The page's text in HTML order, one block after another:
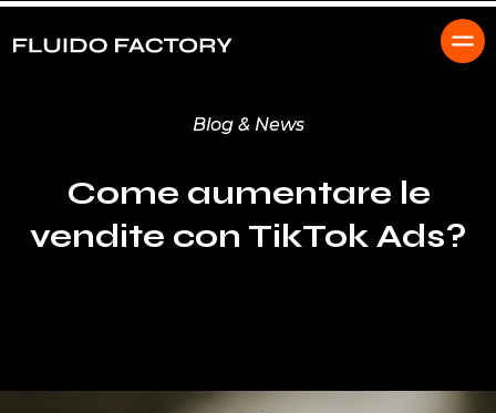
Blog & News
Come aumentare le
vendite con TikTok Ads?